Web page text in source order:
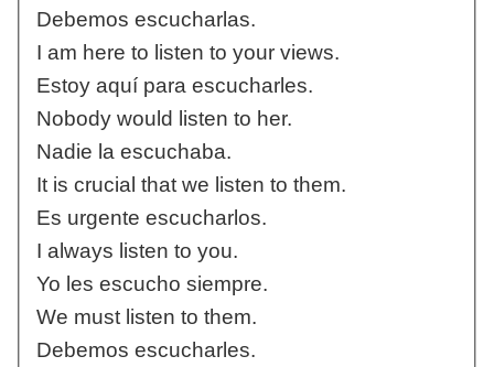
Debemos escucharlas.
I am here to listen to your views.
Estoy aquí para escucharles.
Nobody would listen to her.
Nadie la escuchaba.
It is crucial that we listen to them.
Es urgente escucharlos.
I always listen to you.
Yo les escucho siempre.
We must listen to them.
Debemos escucharles.